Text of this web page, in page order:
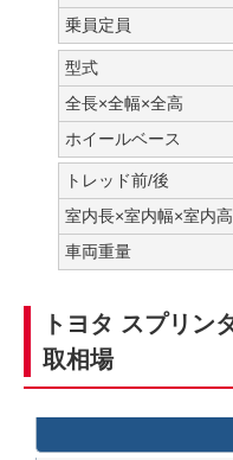
乗員定員
型式
全長×全幅×全高
ホイールベース
トレッド前/後
室内長×室内幅×室内高
車両重量
トヨタ スプリン
取相場